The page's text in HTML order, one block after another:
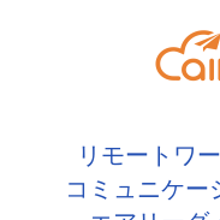
リモートワ
コミュニケー